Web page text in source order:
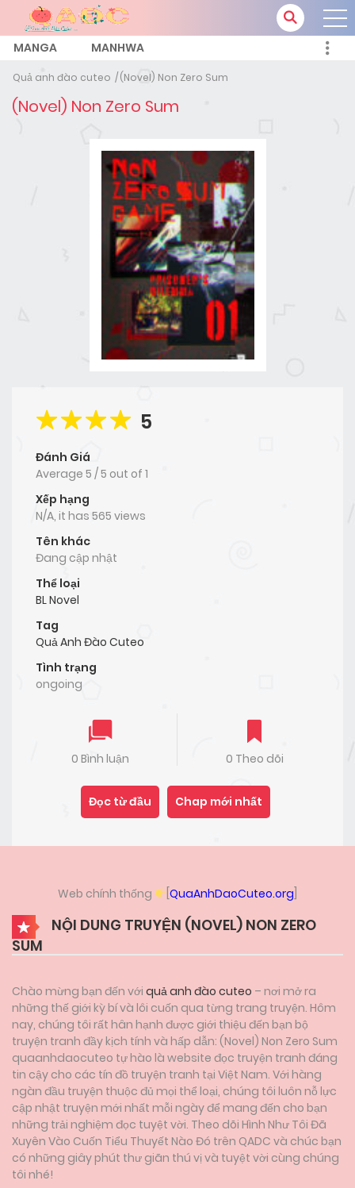
MANGA MANHWA
Quả anh đào cuteo (Novel) Non Zero Sum
(Novel) Non Zero Sum
5
Đánh Giá
Average 5 /5 out of 1
Xếp hạng
N/A, it has 565 views
Tên khác
Đang cập nhật
Thể loại
BL Novel
Tag
Quả Anh Đào Cuteo
Tình trạng
ongoing
0 Bình luận 0 Theo dõi
Đọc từ đầu Chap mới nhất
Web chính thống [QuaAnhDaoCuteo.org
NỘI DUNG TRUYỆN (NOVEL) NON ZERO
SUM
Chào mừng bạn đến với quả anh đào cuteo – nơi mở ra
những thế giới kỳ bí và lôi cuốn qua từng trang truyện. Hôm
nay, chúng tôi rất hân hạnh được giới thiệu đến bạn bộ
truyện tranh đầy kịch tính và hấp dẫn: (Novel) Non Zero Sum
quaanhdaocuteo tự hào là website đọc truyện tranh đáng
tin cậy cho các tín đồ truyện tranh tại Việt Nam. Với hàng
ngàn đầu truyện thuộc đủ mọi thể loại, chúng tôi luôn nỗ lực
cập nhật truyện mới nhất mỗi ngày để mang đến cho bạn
những trải nghiệm đọc tuyệt vời. Theo dõi Hình Như Tôi Đã
Xuyên Vào Cuốn Tiểu Thuyết Nào Đó trên QADC và chúc bạn
có những giây phút thư giãn thú vị và tuyệt vời cùng chúng
tôi nhé!